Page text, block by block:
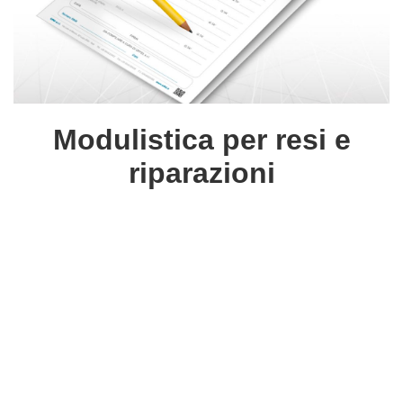
Modulistica per resi e
riparazioni